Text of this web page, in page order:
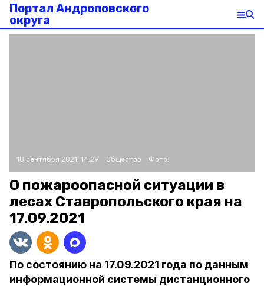
Портал Андроповского
округа
18 сентября 2021, 14:29 Общество Фото:
О пожароопасной ситуации в
лесах Ставропольского края на
17.09.2021
По состоянию на 17.09.2021 года по данным
информационной системы дистанционного